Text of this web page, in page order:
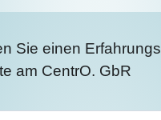
Sie einen
am CentrO. GbR